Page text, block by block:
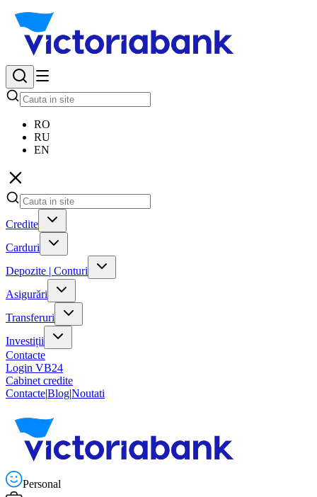
RO
RU
EN
Credite
Carduri
Depozite | Conturi
Asigurări
Transferuri
Investiții
Contacte
Login VB24
Cabinet credite
Contacte|Blog|Noutati
Personal